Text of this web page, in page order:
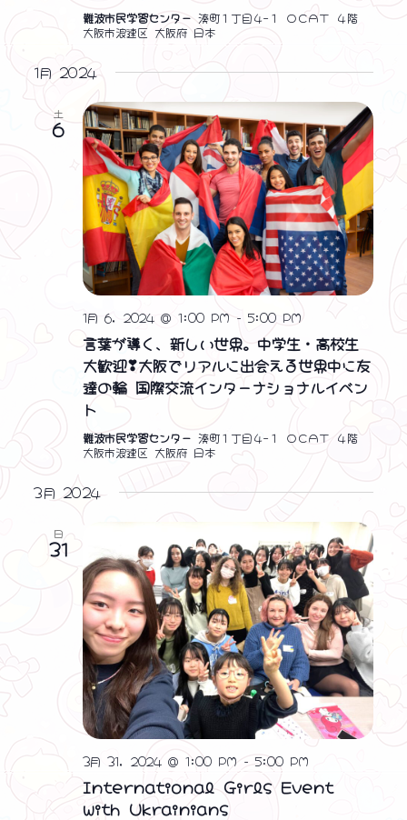
難波市民学習センター湊町１丁目４−１ ＯＣＡＴ ４階
大阪市浪速区 大阪府 日本
1月 2024
土
6
言葉が導く、新しい世界。中学生・高校生
大歓迎❣大阪でリアルに出会える世界中に友
達の輪 国際交流インターナショナルイベン
ト
1月 6, 2024 @ 1:00 PM -5:00 PM
難波市民学習センター湊町１丁目４−１ ＯＣＡＴ ４階
大阪市浪速区 大阪府 日本
3月 2024
日
31
International Girls Event
with Ukrainians
3月 31, 2024 @ 1:00 PM -5:00 PM